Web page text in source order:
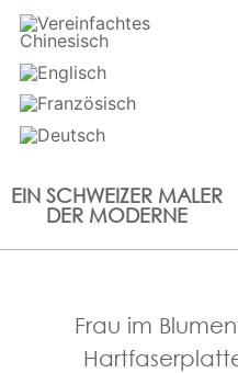
EIN SCHWEIZER MALER
DER MODERNE
Frau im